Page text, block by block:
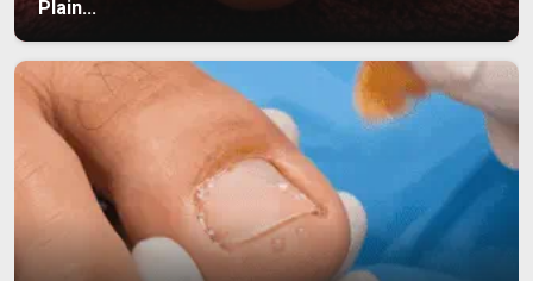
Plain...